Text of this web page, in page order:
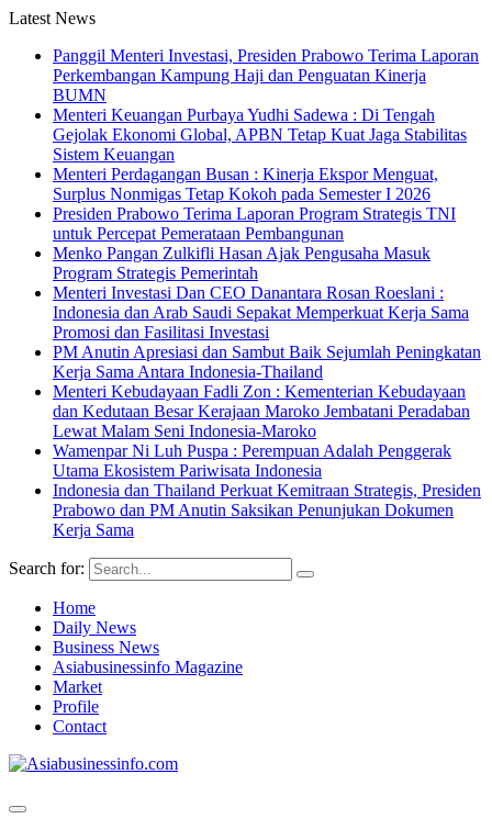
Latest News
Panggil Menteri Investasi, Presiden Prabowo Terima Laporan
Perkembangan Kampung Haji dan Penguatan Kinerja
BUMN
Menteri Keuangan Purbaya Yudhi Sadewa : Di Tengah
Gejolak Ekonomi Global, APBN Tetap Kuat Jaga Stabilitas
Sistem Keuangan
Menteri Perdagangan Busan : Kinerja Ekspor Menguat,
Surplus Nonmigas Tetap Kokoh pada Semester I 2026
Presiden Prabowo Terima Laporan Program Strategis TNI
untuk Percepat Pemerataan Pembangunan
Menko Pangan Zulkifli Hasan Ajak Pengusaha Masuk
Program Strategis Pemerintah
Menteri Investasi Dan CEO Danantara Rosan Roeslani :
Indonesia dan Arab Saudi Sepakat Memperkuat Kerja Sama
Promosi dan Fasilitasi Investasi
PM Anutin Apresiasi dan Sambut Baik Sejumlah Peningkatan
Kerja Sama Antara Indonesia-Thailand
Menteri Kebudayaan Fadli Zon : Kementerian Kebudayaan
dan Kedutaan Besar Kerajaan Maroko Jembatani Peradaban
Lewat Malam Seni Indonesia-Maroko
Wamenpar Ni Luh Puspa : Perempuan Adalah Penggerak
Utama Ekosistem Pariwisata Indonesia
Indonesia dan Thailand Perkuat Kemitraan Strategis, Presiden
Prabowo dan PM Anutin Saksikan Penunjukan Dokumen
Kerja Sama
Search for:
Home
Daily News
Business News
Asiabusinessinfo Magazine
Market
Profile
Contact